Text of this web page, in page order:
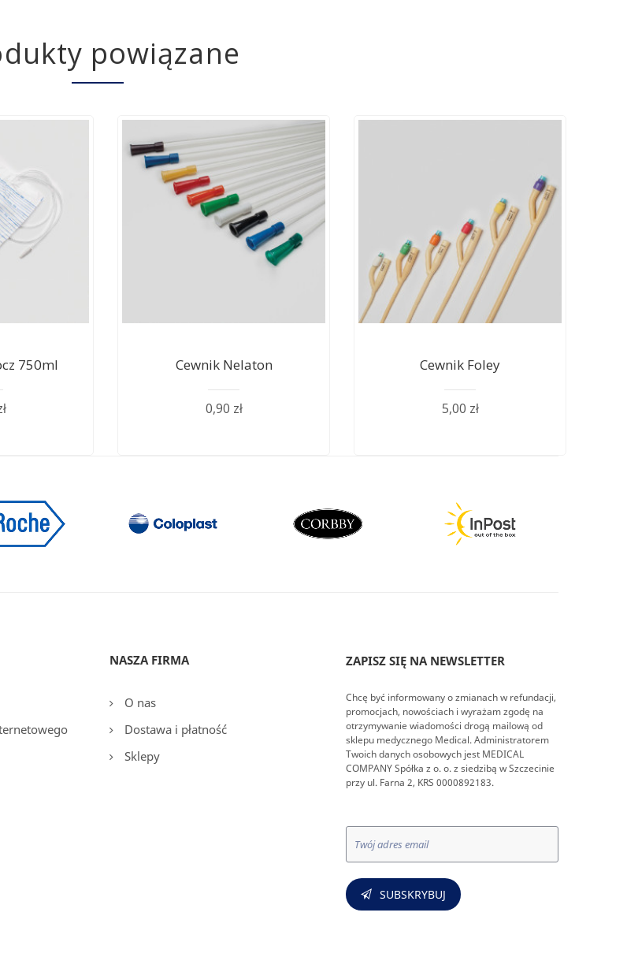
powiązane
750ml Cewnik Nelaton
0,90 zł
Cewnik Foley
5,00 zł
NASZA FIRMA
O nas
Dostawa i płatność
Sklepy
ZAPISZ SIĘ NA NEWSLETTER
Chcę być informowany o zmianach w refundacji,
promocjach, nowościach i wyrażam zgodę na
otrzymywanie wiadomości drogą mailową od
sklepu medycznego Medical. Administratorem
Twoich danych osobowych jest MEDICAL
COMPANY Spółka z o. o. z siedzibą w Szczecinie
przy ul. Farna 2, KRS 0000892183.
SUBSKRYBUJ